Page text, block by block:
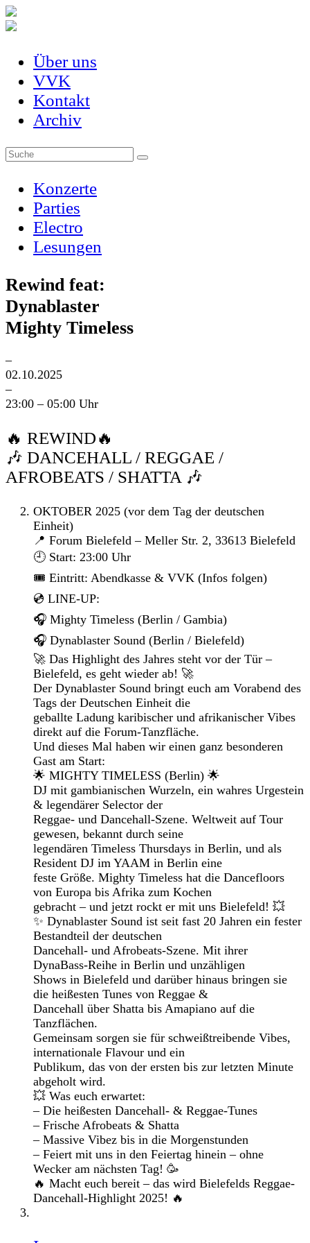
Über uns
VVK
Kontakt
Archiv
Konzerte
Parties
Electro
Lesungen
Rewind feat:
Dynablaster
Mighty Timeless
–
02.10.2025
–
23:00 – 05:00 Uhr
🔥 REWIND🔥
🎶 DANCEHALL / REGGAE /
AFROBEATS / SHATTA 🎶
OKTOBER 2025 (vor dem Tag der deutschen
Einheit)
📍 Forum Bielefeld – Meller Str. 2, 33613 Bielefeld
🕘 Start: 23:00 Uhr
🎟 Eintritt: Abendkasse & VVK (Infos folgen)
💿 LINE-UP:
🎧 Mighty Timeless (Berlin / Gambia)
🎧 Dynablaster Sound (Berlin / Bielefeld)
🚀 Das Highlight des Jahres steht vor der Tür –
Bielefeld, es geht wieder ab! 🚀
Der Dynablaster Sound bringt euch am Vorabend des
Tags der Deutschen Einheit die
geballte Ladung karibischer und afrikanischer Vibes
direkt auf die Forum-Tanzfläche.
Und dieses Mal haben wir einen ganz besonderen
Gast am Start:
🌟 MIGHTY TIMELESS (Berlin) 🌟
DJ mit gambianischen Wurzeln, ein wahres Urgestein
& legendärer Selector der
Reggae- und Dancehall-Szene. Weltweit auf Tour
gewesen, bekannt durch seine
legendären Timeless Thursdays in Berlin, und als
Resident DJ im YAAM in Berlin eine
feste Größe. Mighty Timeless hat die Dancefloors
von Europa bis Afrika zum Kochen
gebracht – und jetzt rockt er mit uns Bielefeld! 💥
✨ Dynablaster Sound ist seit fast 20 Jahren ein fester
Bestandteil der deutschen
Dancehall- und Afrobeats-Szene. Mit ihrer
DynaBass-Reihe in Berlin und unzähligen
Shows in Bielefeld und darüber hinaus bringen sie
die heißesten Tunes von Reggae &
Dancehall über Shatta bis Amapiano auf die
Tanzflächen.
Gemeinsam sorgen sie für schweißtreibende Vibes,
internationale Flavour und ein
Publikum, das von der ersten bis zur letzten Minute
abgeholt wird.
💥 Was euch erwartet:
– Die heißesten Dancehall- & Reggae-Tunes
– Frische Afrobeats & Shatta
– Massive Vibez bis in die Morgenstunden
– Feiert mit uns in den Feiertag hinein – ohne
Wecker am nächsten Tag! 🥳
🔥 Macht euch bereit – das wird Bielefelds Reggae-
Dancehall-Highlight 2025! 🔥